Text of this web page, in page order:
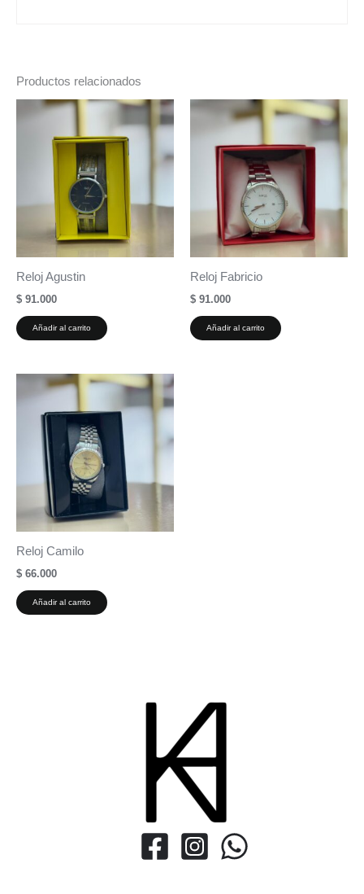
Productos relacionados
Reloj Agustin
$ 91.000
Añadir al carrito
Reloj Fabricio
$ 91.000
Añadir al carrito
Reloj Camilo
$ 66.000
Añadir al carrito